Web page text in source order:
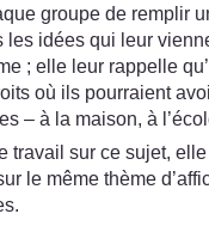
groupe de remplir
les idées qui leur
; elle leur rappelle
où ils pourraient
– à la maison, à
travail sur ce sujet,
le même thème